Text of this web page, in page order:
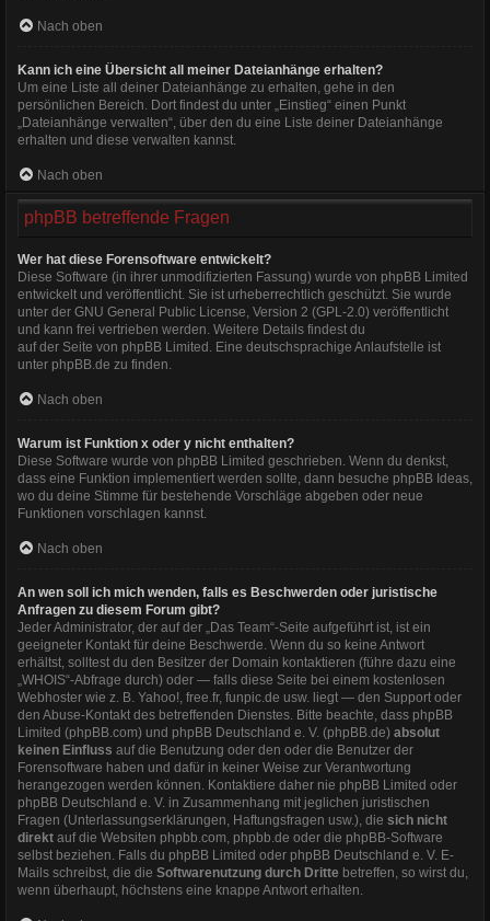
Nach oben
Kann ich eine Übersicht all meiner Dateianhänge erhalten?
Um eine Liste all deiner Dateianhänge zu erhalten, gehe in den
persönlichen Bereich. Dort findest du unter „Einstieg“ einen Punkt
„Dateianhänge verwalten“, über den du eine Liste deiner Dateianhänge
erhalten und diese verwalten kannst.
Nach oben
phpBB betreffende Fragen
Wer hat diese Forensoftware entwickelt?
Diese Software (in ihrer unmodifizierten Fassung) wurde von phpBB Limited
entwickelt und veröffentlicht. Sie ist urheberrechtlich geschützt. Sie wurde
unter der GNU General Public License, Version 2 (GPL-2.0) veröffentlicht
und kann frei vertrieben werden. Weitere Details findest du
auf der Seite von phpBB Limited . Eine deutschsprachige Anlaufstelle ist
unter phpBB.de zu finden.
Nach oben
Warum ist Funktion x oder y nicht enthalten?
Diese Software wurde von phpBB Limited geschrieben. Wenn du denkst,
dass eine Funktion implementiert werden sollte, dann besuche phpBB Ideas
wo du deine Stimme für bestehende Vorschläge abgeben oder neue
Funktionen vorschlagen kannst.
Nach oben
An wen soll ich mich wenden, falls es Beschwerden oder juristische
Anfragen zu diesem Forum gibt?
Jeder Administrator, der auf der „Das Team“-Seite aufgeführt ist, ist ein
geeigneter Kontakt für deine Beschwerde. Wenn du so keine Antwort
erhältst, solltest du den Besitzer der Domain kontaktieren (führe dazu eine
„WHOIS“-Abfrage durch) oder — falls diese Seite bei einem kostenlosen
Webhoster wie z. B. Yahoo!, free.fr, funpic.de usw. liegt — den Support oder
den Abuse-Kontakt des betreffenden Dienstes. Bitte beachte, dass phpBB
Limited (phpBB.com) und phpBB Deutschland e. V. (phpBB.de) absolut
keinen Einfluss auf die Benutzung oder den oder die Benutzer der
Forensoftware haben und dafür in keiner Weise zur Verantwortung
herangezogen werden können. Kontaktiere daher nie phpBB Limited oder
phpBB Deutschland e. V. in Zusammenhang mit jeglichen juristischen
Fragen (Unterlassungserklärungen, Haftungsfragen usw.), die sich nicht
direkt auf die Websiten phpbb.com, phpbb.de oder die phpBB-Software
selbst beziehen. Falls du phpBB Limited oder phpBB Deutschland e. V. E-
Mails schreibst, die die Softwarenutzung durch Dritte betreffen, so wirst du,
wenn überhaupt, höchstens eine knappe Antwort erhalten.